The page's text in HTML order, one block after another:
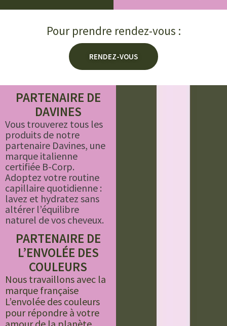
Pour prendre rendez-vous :
RENDEZ-VOUS
PARTENAIRE DE
DAVINES
Vous trouverez tous les
produits de notre
partenaire Davines, une
marque italienne
certifiée B-Corp.
Adoptez votre routine
capillaire quotidienne :
lavez et hydratez sans
altérer l’équilibre
naturel de vos cheveux.
PARTENAIRE DE
L’ENVOLÉE DES
COULEURS
Nous travaillons avec la
marque française
L’envolée des couleurs
pour répondre à votre